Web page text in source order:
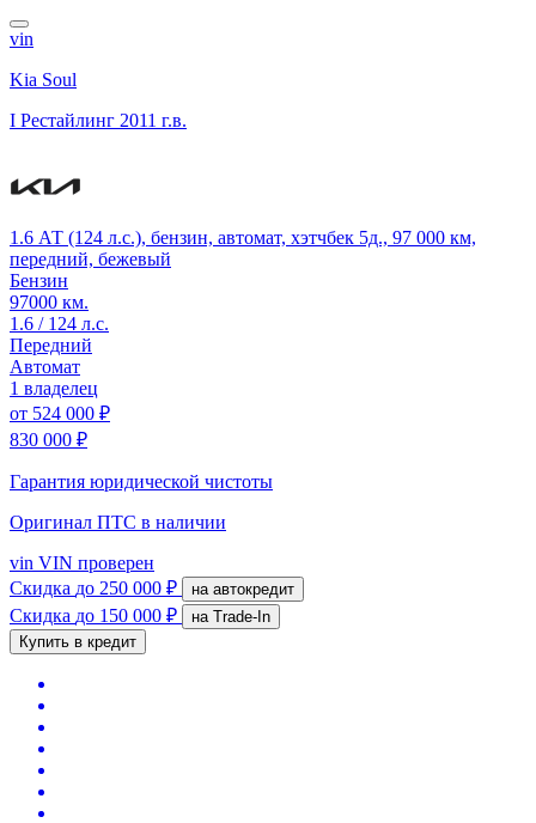
vin
Kia Soul
I Рестайлинг 2011 г.в.
1.6 АТ (124 л.с.), бензин, автомат, хэтчбек 5д., 97 000 км,
передний, бежевый
Бензин
97000 км.
1.6 / 124 л.с.
Передний
Автомат
1 владелец
от 524 000 ₽
830 000 ₽
Гарантия юридической чистоты
Оригинал ПТС в наличии
vin VIN проверен
Скидка до 250 000 ₽ на автокредит
Скидка до 150 000 ₽
на Trade-In
Купить в кредит